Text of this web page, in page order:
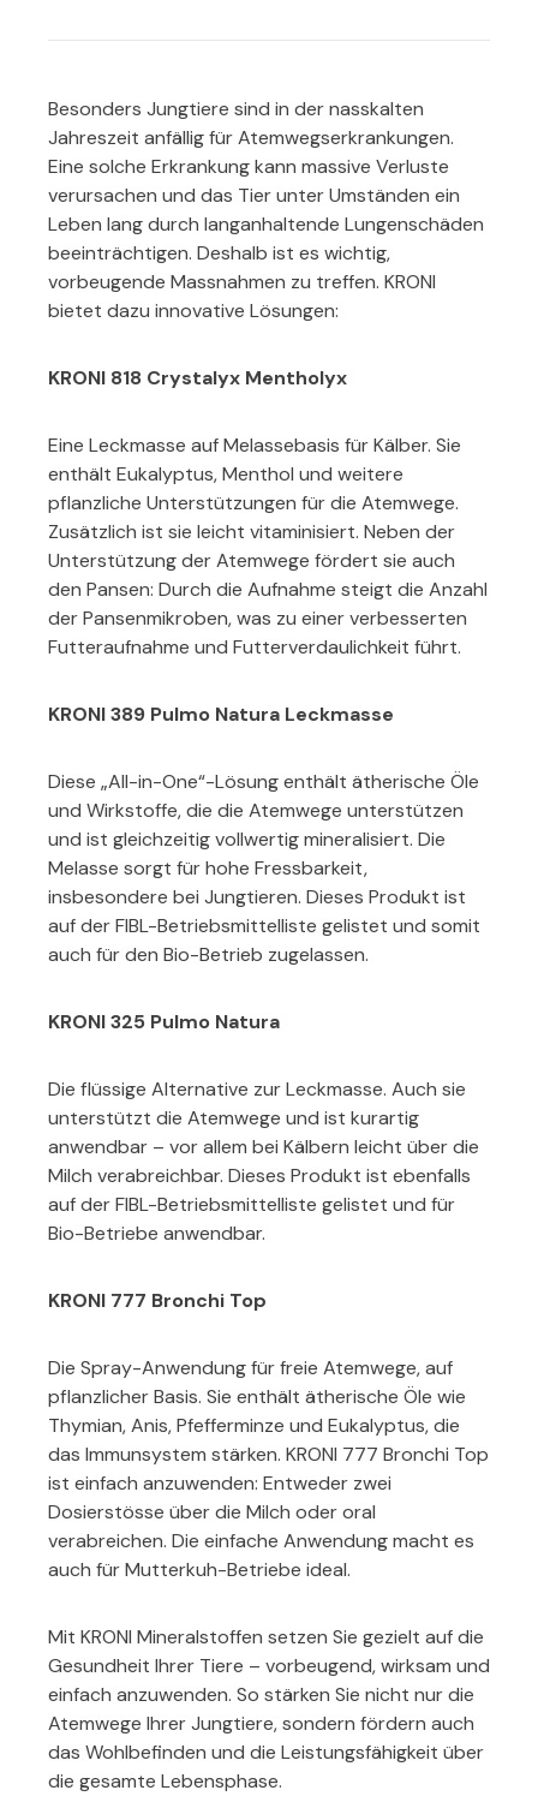
Besonders Jungtiere sind in der nasskalten
Jahreszeit anfällig für Atemwegserkrankungen.
Eine solche Erkrankung kann massive Verluste
verursachen und das Tier unter Umständen ein
Leben lang durch langanhaltende Lungenschäden
beeinträchtigen. Deshalb ist es wichtig,
vorbeugende Massnahmen zu treffen. KRONI
bietet dazu innovative Lösungen:
KRONI 818 Crystalyx Mentholyx
Eine Leckmasse auf Melassebasis für Kälber. Sie
enthält Eukalyptus, Menthol und weitere
pflanzliche Unterstützungen für die Atemwege.
Zusätzlich ist sie leicht vitaminisiert. Neben der
Unterstützung der Atemwege fördert sie auch
den Pansen: Durch die Aufnahme steigt die Anzahl
der Pansenmikroben, was zu einer verbesserten
Futteraufnahme und Futterverdaulichkeit führt.
KRONI 389 Pulmo Natura Leckmasse
Diese „All-in-One“-Lösung enthält ätherische Öle
und Wirkstoffe, die die Atemwege unterstützen
und ist gleichzeitig vollwertig mineralisiert. Die
Melasse sorgt für hohe Fressbarkeit,
insbesondere bei Jungtieren. Dieses Produkt ist
auf der FIBL-Betriebsmittelliste gelistet und somit
auch für den Bio-Betrieb zugelassen.
KRONI 325 Pulmo Natura
Die flüssige Alternative zur Leckmasse. Auch sie
unterstützt die Atemwege und ist kurartig
anwendbar – vor allem bei Kälbern leicht über die
Milch verabreichbar. Dieses Produkt ist ebenfalls
auf der FIBL-Betriebsmittelliste gelistet und für
Bio-Betriebe anwendbar.
KRONI 777 Bronchi Top
Die Spray-Anwendung für freie Atemwege, auf
pflanzlicher Basis. Sie enthält ätherische Öle wie
Thymian, Anis, Pfefferminze und Eukalyptus, die
das Immunsystem stärken. KRONI 777 Bronchi Top
ist einfach anzuwenden: Entweder zwei
Dosierstösse über die Milch oder oral
verabreichen. Die einfache Anwendung macht es
auch für Mutterkuh-Betriebe ideal.
Mit KRONI Mineralstoffen setzen Sie gezielt auf die
Gesundheit Ihrer Tiere – vorbeugend, wirksam und
einfach anzuwenden. So stärken Sie nicht nur die
Atemwege Ihrer Jungtiere, sondern fördern auch
das Wohlbefinden und die Leistungsfähigkeit über
die gesamte Lebensphase.